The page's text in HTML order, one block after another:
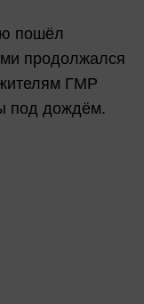
пошёл
продолжался
ГМР
под дождём.